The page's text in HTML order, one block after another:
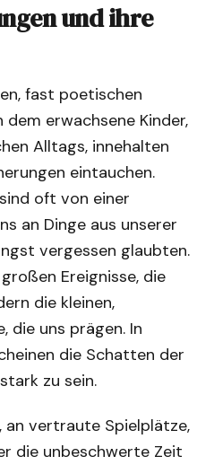
und ihre
fast poetischen
erwachsene Kinder,
Alltags, innehalten
eintauchen.
oft von einer
an Dinge aus unserer
vergessen glaubten.
Ereignisse, die
die kleinen,
die uns prägen. In
die Schatten der
zu sein.
an vertraute Spielplätze,
die unbeschwerte Zeit